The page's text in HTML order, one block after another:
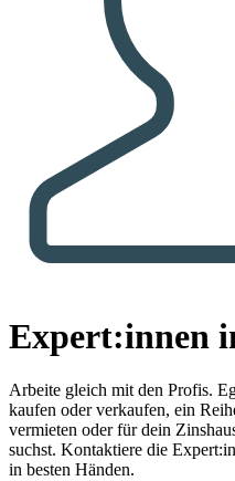
Expert:innen
Arbeite gleich mit den Profis.
kaufen oder verkaufen, ein
vermieten oder für dein
suchst. Kontaktiere die
in besten Händen.